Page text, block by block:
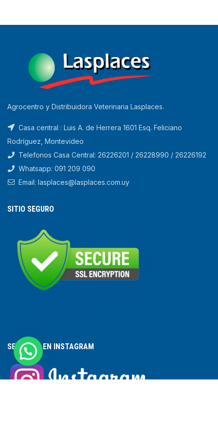
Agrocentro y Distribuidora Veterinaria Lasplaces.
Casa central : Luis A. de Herrera 1601 Esq. Feliciano
Rodríguez, Montevideo
Telefonos Casa Central: 26226201 / 26228990 / 26226192
Whatsapp: 091 209 090
Email: lasplaces@lasplaces.com.uy
SITIO SEGURO
SEGUINOS EN INSTAGRAM